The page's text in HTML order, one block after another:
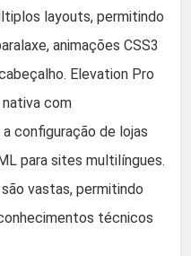
layouts, permitindo
animações CSS3
Elevation Pro
com
configuração de lojas
para sites multilíngues.
vastas, permitindo
técnicos